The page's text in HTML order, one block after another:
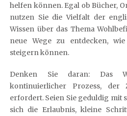
helfen können. Egal ob Bücher,
nutzen Sie die Vielfalt der
Wissen über das Thema
neue Wege zu entdecken,
steigern können.
Denken Sie daran: Das
kontinuierlicher Prozess, der
erfordert. Seien Sie geduldig mit
sich die Erlaubnis, kleine